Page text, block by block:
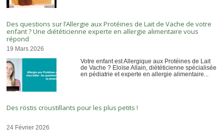
Des questions sur l’Allergie aux Protéines de Lait de Vache de votre
enfant ? Une diététicienne experte en allergie alimentaire vous
répond
19 Mars 2026
Votre enfant est Allergique aux Protéines de Lait
de Vache ? Eloïse Allain, diététicienne spécialisée
en pédiatrie et experte en allergie alimentaire...
Des röstis croustillants pour les plus petits !
24 Février 2026